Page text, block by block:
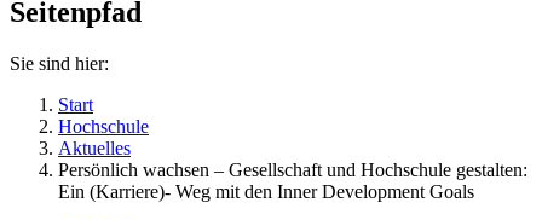
Seitenpfad
Sie sind hier:
Start
Hochschule
Aktuelles
Persönlich wachsen – Gesellschaft und Hochschule gestalten:
Ein (Karriere)- Weg mit den Inner Development Goals